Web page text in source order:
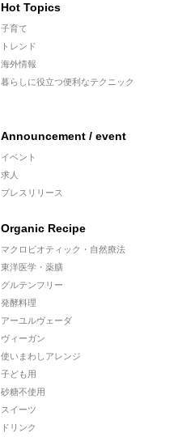
Hot Topics
子育て
トレンド
海外情報
暮らしに役立つ便利なテクニック
Announcement / event
イベント
求人
プレスリリース
Organic Recipe
マクロビオティック・自然療法
東洋医学・薬膳
グルテンフリー
発酵料理
アーユルヴェーダ
ヴィーガン
使いまわしアレンジ
子ども用
砂糖不使用
スイーツ
ドリンク